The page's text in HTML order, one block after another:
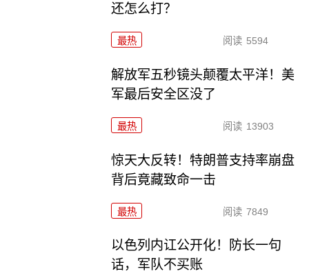
还怎么打？
最热 阅读 5594
解放军五秒镜头颠覆太平洋！美
军最后安全区没了
最热 阅读 13903
惊天大反转！特朗普支持率崩盘
背后竟藏致命一击
最热 阅读 7849
以色列内讧公开化！防长一句
话，军队不买账